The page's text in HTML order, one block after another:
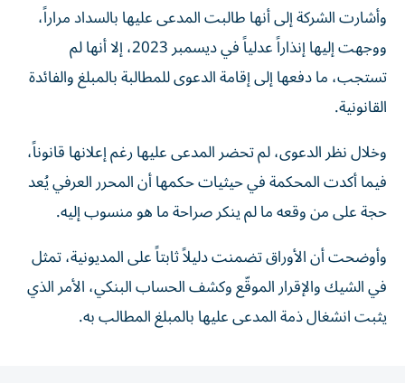
وأشارت الشركة إلى أنها طالبت المدعى عليها بالسداد مراراً،
ووجهت إليها إنذاراً عدلياً في ديسمبر 2023، إلا أنها لم
تستجب، ما دفعها إلى إقامة الدعوى للمطالبة بالمبلغ والفائدة
القانونية.
وخلال نظر الدعوى، لم تحضر المدعى عليها رغم إعلانها قانوناً،
فيما أكدت المحكمة في حيثيات حكمها أن المحرر العرفي يُعد
حجة على من وقعه ما لم ينكر صراحة ما هو منسوب إليه.
وأوضحت أن الأوراق تضمنت دليلاً ثابتاً على المديونية، تمثل
في الشيك والإقرار الموقّع وكشف الحساب البنكي، الأمر الذي
يثبت انشغال ذمة المدعى عليها بالمبلغ المطالب به.